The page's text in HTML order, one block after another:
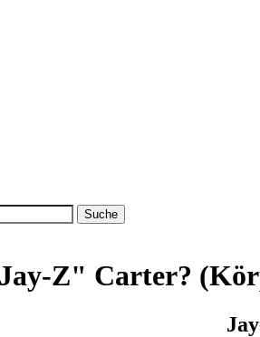
Z" Carter?